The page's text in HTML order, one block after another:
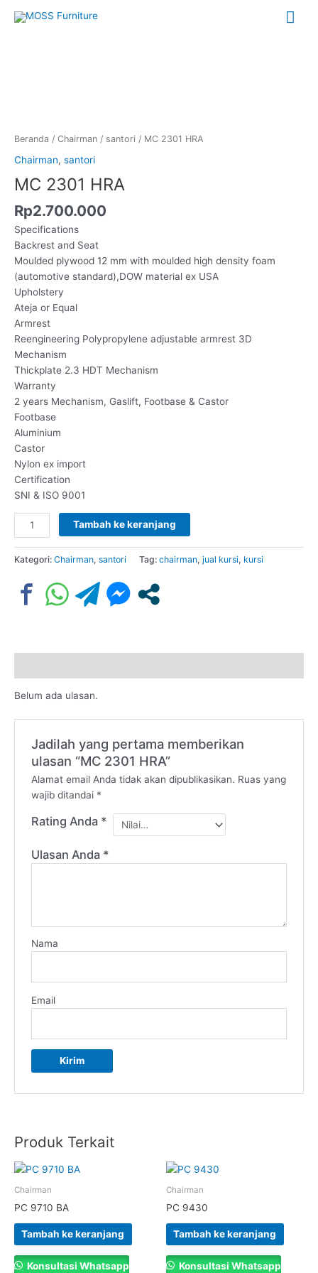
Beranda / Chairman / santori / MC 2301 HRA
Chairman, santori
MC 2301 HRA
Rp2.700.000
Specifications
Backrest and Seat
Moulded plywood 12 mm with moulded high density foam
(automotive standard),DOW material ex USA
Upholstery
Ateja or Equal
Armrest
Reengineering Polypropylene adjustable armrest 3D
Mechanism
Thickplate 2.3 HDT Mechanism
Warranty
2 years Mechanism, Gaslift, Footbase & Castor
Footbase
Aluminium
Castor
Nylon ex import
Certification
SNI & ISO 9001
Tambah ke keranjang
Kategori: Chairman, santori Tag: chairman, jual kursi, kursi
Belum ada ulasan.
Jadilah yang pertama memberikan
ulasan “MC 2301 HRA”
Alamat email Anda tidak akan dipublikasikan. Ruas yang
wajib ditandai *
Rating Anda *
Ulasan Anda *
Nama
Email
Produk Terkait
Chairman
PC 9710 BA
Tambah ke keranjang
Konsultasi Whatsapp
Chairman
PC 9430
Tambah ke keranjang
Konsultasi Whatsapp